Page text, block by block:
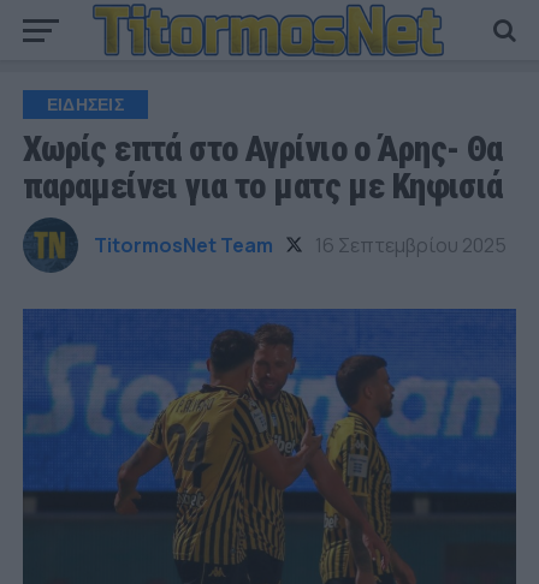
ΕΙΔΗΣΕΙΣ
Χωρίς επτά στο Αγρίνιο ο Άρης- Θα
παραμείνει για το ματς με Κηφισιά
TitormosNet Team 16 Σεπτεμβρίου 2025